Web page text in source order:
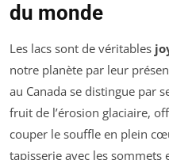
du monde
Les lacs sont de véritables
notre planète par leur
au Canada se distingue par
fruit de l’érosion glaciaire,
couper le souffle en plein
tapisserie avec les